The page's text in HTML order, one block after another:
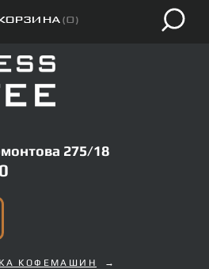
(0)
275/18
КОФЕМАШИН